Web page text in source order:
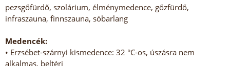
pezsgőfürdő, szolárium, élménymedence, gőzfürdő,
infraszauna, finnszauna, sóbarlang
Medencék:
• Erzsébet-szárnyi kismedence: 32 °C-os, úszásra nem
alkalmas, beltéri